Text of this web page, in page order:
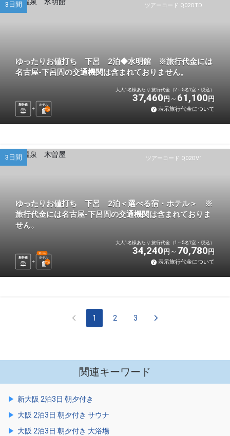
ツアーコード Q02OTD
3日間
ゆったりお値打ち 下呂 2泊◆水明館 ※旅行代金には
名古屋-下呂間の交通機関は含まれておりません。
新幹線
ホテル
2泊
大人1名様あたり 旅行代金（2～5名1室・税込）
37,460 円 61,100 円
表示旅行代金について
ツアーコード Q02OV1
3日間
ゆったりお値打ち 下呂 2泊＜選べる宿・ホテル＞ ※
旅行代金には名古屋-下呂間の交通機関は含まれておりま
せん。
新幹線 ホテル
選べる
2泊
大人1名様あたり 旅行代金（1～5名1室・税込）
34,240 円 70,780 円
表示旅行代金について
1 2 3
関連キーワード
新大阪 2泊3日 朝夕付き
大阪 2泊3日 朝夕付き サウナ
大阪 2泊3日 朝夕付き 大浴場